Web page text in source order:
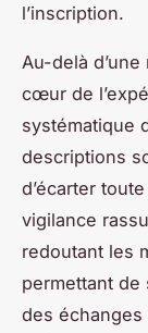
l’inscription.
Au-delà
cœur de
systématique
descriptions
d’écarter
vigilance
redoutant les
permettant de
des